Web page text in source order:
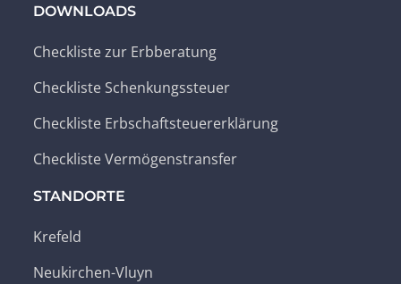
DOWNLOADS
Checkliste zur Erbberatung
Checkliste Schenkungssteuer
Checkliste Erbschaftsteuererklärung
Checkliste Vermögenstransfer
STANDORTE
Krefeld
Neukirchen-Vluyn